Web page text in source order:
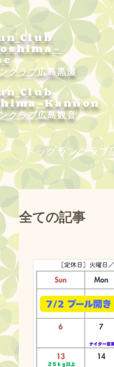
Club
クラブ広島黒瀬
Club
Kannon
クラブ広島観音
ドッグランクラブ
全ての記事
ドッグラ
営業日の